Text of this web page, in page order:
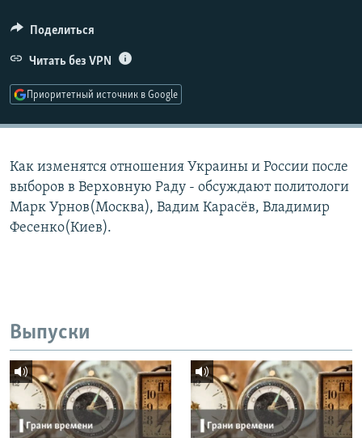
Поделиться
Читать без VPN
Приоритетный источник в Google
Как изменятся отношения Украины и России после
выборов в Верховную Раду - обсуждают политологи
Марк Урнов(Москва), Вадим Карасёв, Владимир
Фесенко(Киев).
Выпуски